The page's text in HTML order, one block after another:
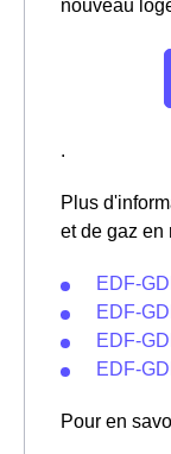
nouveau
.
Plus
et de gaz en
EDF-
EDF-
EDF-
EDF-
Pour en